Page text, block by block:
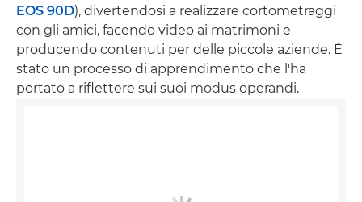
EOS 90D), divertendosi a realizzare cortometraggi
con gli amici, facendo video ai matrimoni e
producendo contenuti per delle piccole aziende. È
stato un processo di apprendimento che l'ha
portato a riflettere sui suoi modus operandi.